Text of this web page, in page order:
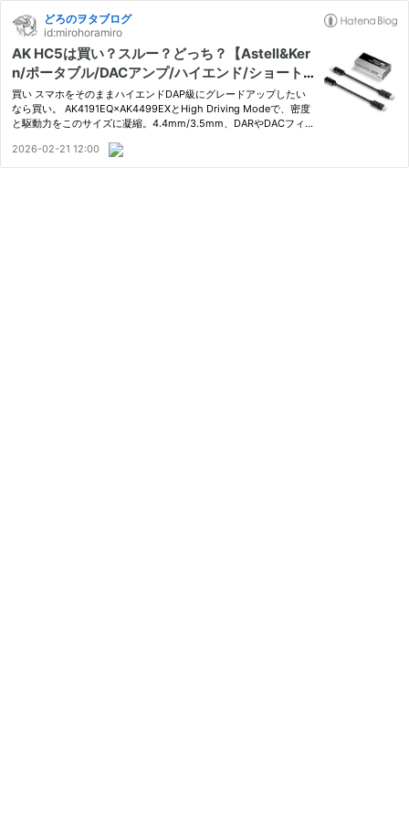
どろのヲタブログ
id:mirohoramiro
AK HC5は買い？スルー？どっち？【Astell&Ker
n/ポータブル/DACアンプ/ハイエンド/ショート
レビュー】
買い スマホをそのままハイエンドDAP級にグレードアップしたい
なら買い。 AK4191EQ×AK4499EXとHigh Driving Modeで、密度
と駆動力をこのサイズに凝縮。4.4mm/3.5mm、DARやDACフィル
軽さと省電力、価格の手軽さが優先ならスルー。 バスパワー駆動
なので端末側…
2026-02-21 12:00